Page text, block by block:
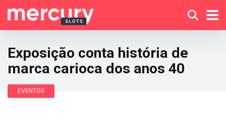
Exposição conta história de
marca carioca dos anos 40
EVENTOS